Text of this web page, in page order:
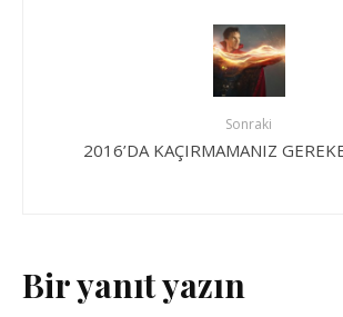
Sonraki
2016’DA KAÇIRMAMANIZ
Bir yanıt yazın